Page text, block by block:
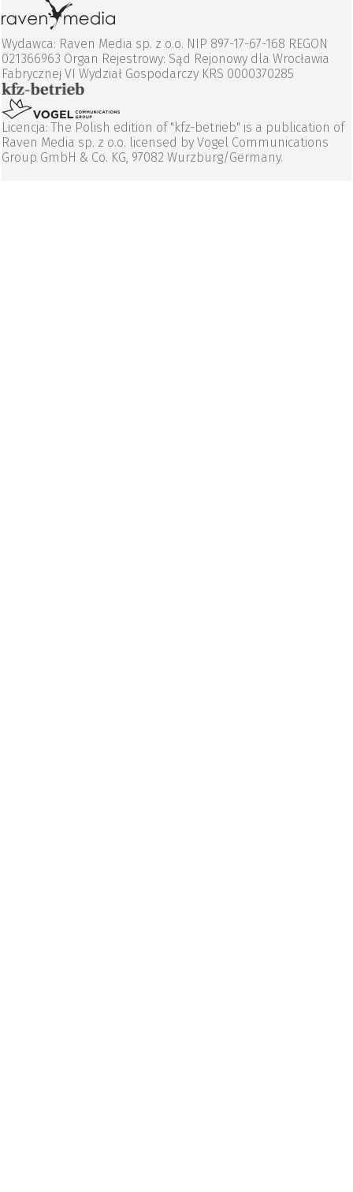
Wydawca: Raven Media sp. z o.o. NIP 897-17-67-168 REGON
021366963 Organ Rejestrowy: Sąd Rejonowy dla Wrocławia
Fabrycznej VI Wydział Gospodarczy KRS 0000370285
Licencja: The Polish edition of "kfz-betrieb" is a publication of
Raven Media sp. z o.o. licensed by Vogel Communications
Group GmbH & Co. KG, 97082 Wurzburg/Germany.